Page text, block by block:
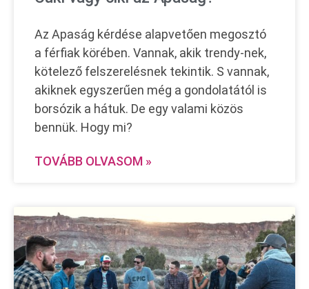
Az Apaság kérdése alapvetően megosztó
a férfiak körében. Vannak, akik trendy-nek,
kötelező felszerelésnek tekintik. S vannak,
akiknek egyszerűen még a gondolatától is
borsózik a hátuk. De egy valami közös
bennük. Hogy mi?
TOVÁBB OLVASOM »